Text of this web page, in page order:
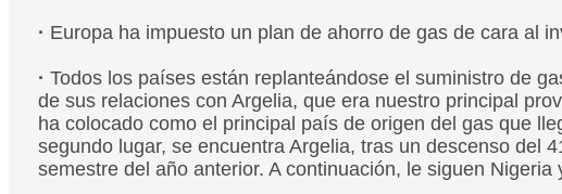
​​​​​​​· Europa ha impuesto un plan de ahorro de gas de cara al
​​​​​​​· ​​​​​​​Todos los países están replanteándose el suministro de
de sus relaciones con Argelia, que era nuestro principal
ha colocado como el principal país de origen del gas que
segundo lugar, se encuentra Argelia, tras un descenso del
semestre del año anterior. A continuación, le siguen Nigeria